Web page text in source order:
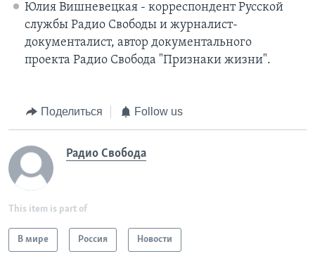
Юлия Вишневецкая - корреспондент Русской
службы Радио Свободы и журналист-
документалист, автор документального
проекта Радио Свобода "Признаки жизни".
Поделиться Follow us
Радио Свобода
This item is part of
В мире Россия Новости